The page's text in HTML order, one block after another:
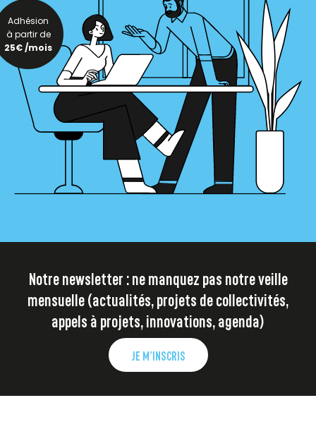
Adhésion
à partir de
25€ /mois
Notre newsletter : ne manquez pas notre veille
mensuelle (actualités, projets de collectivités,
appels à projets, innovations, agenda)
JE M’INSCRIS